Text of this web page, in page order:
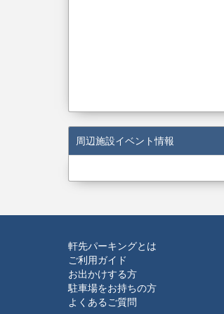
周辺施設イベント情報
軒先パーキングとは
ご利用ガイド
お出かけする方
駐車場をお持ちの方
よくあるご質問